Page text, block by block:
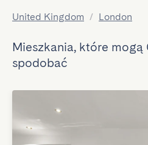
United Kingdom / London
Mieszkania, które mogą
spodobać